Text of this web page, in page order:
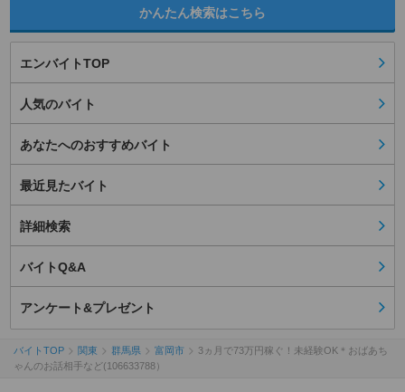
かんたん検索はこちら
エンバイトTOP
人気のバイト
あなたへのおすすめバイト
最近見たバイト
詳細検索
バイトQ&A
アンケート&プレゼント
バイトTOP 関東 群馬県 富岡市
3ヵ月で73万円稼ぐ！未経験OK＊おばあち
ゃんのお話相手など(106633788）